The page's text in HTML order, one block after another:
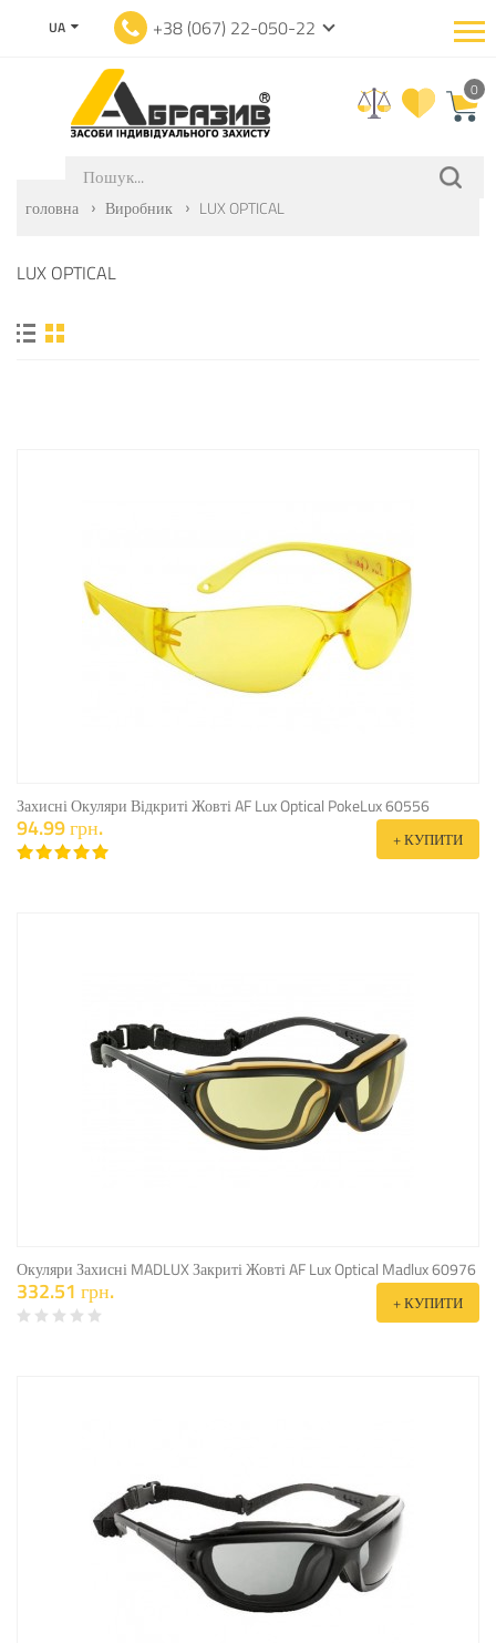
UA +38 (067) 22-050-22
0
головна Виробник LUX OPTICAL
LUX OPTICAL
Захисні Окуляри Відкриті Жовті AF Lux Optical PokeLux 60556
94.99 грн. + КУПИТИ
Окуляри Захисні MADLUX Закриті Жовті AF Lux Optical Madlux 60976
332.51 грн. + КУПИТИ